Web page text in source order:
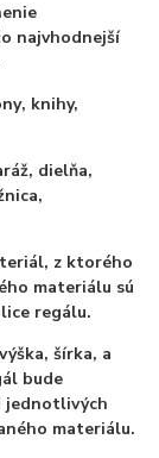
najvhodnejší
, knihy,
dielňa,
z ktorého
materiálu sú
regálu.
šírka, a
bude
jednotlivých
materiálu.